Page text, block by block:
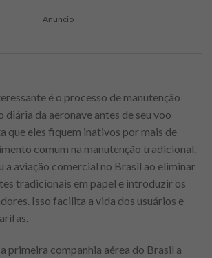
Anuncio
é o processo de manutenção
diária da aeronave antes de seu voo
que eles fiquem inativos por mais de
comum na manutenção tradicional.
a aviação comercial no Brasil ao eliminar
tradicionais em papel e introduzir os
Isso facilita a vida dos usuários e
primeira companhia aérea do Brasil a